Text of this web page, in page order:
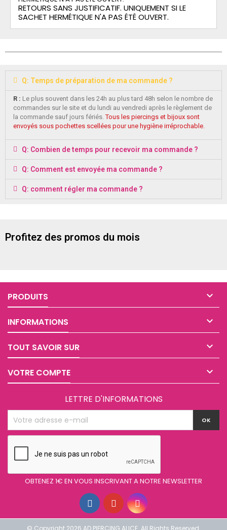
RETOURS SANS JUSTIFICATIF. UNIQUEMENT SI LE
SACHET HERMÉTIQUE N'A PAS ÉTÉ OUVERT.
Q: Temps de préparation de ma commande ?
R : Le plus souvent dans les 24h au plus tard 48h selon le nombre de
commandes sur le site et du lundi au vendredi après le règlement de
la commande sauf jours fériés.Tous les piercings et bijoux sont
envoyés sous pochettes scellées pour une hygiène irréprochable.
Q: Combien de temps pour recevoir ma commande ?
Q: Comment est envoyée ma commande ?
Q: comment régler ma commande ?
Profitez des promos du mois
PRODUITS 
INFORMATIONS 
TOUT SAVOIR SUR 
VOTRE COMPTE 
LETTRE D'INFORMATIONS
OBTENEZ 1€ EN VOUS INSCRIVANT A NOTRE NEWSLETTER
© Copyright 2026 AD PIERCING ALICE. All Rights Reserved.